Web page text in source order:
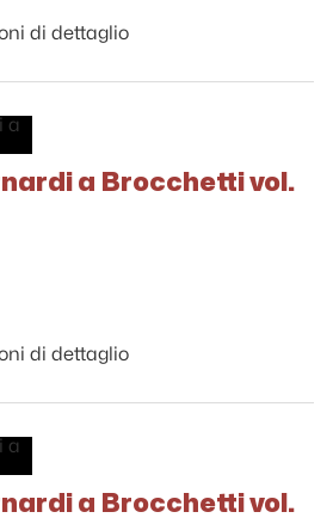
di dettaglio
a Brocchetti vol.
di dettaglio
a Brocchetti vol.